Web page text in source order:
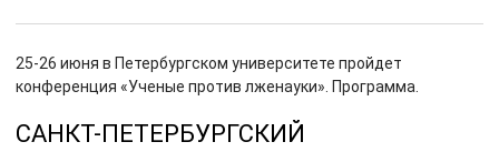
25-26 июня в Петербургском университете пройдет
конференция «Ученые против лженауки». Программа.
САНКТ-ПЕТЕРБУРГСКИЙ